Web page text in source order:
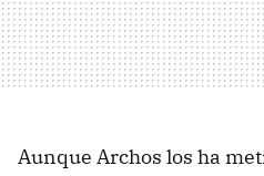
Aunque Archos los ha